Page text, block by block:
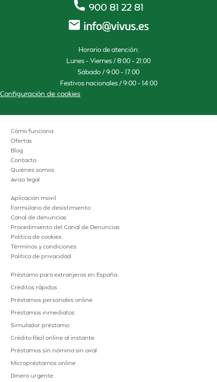
900 81 22 81
Horario de atención:
Lunes – Viernes / 8:00 – 21:00
Sábado / 9:00 – 17:00
Festivos nacionales / 9:00 – 14:00
Configuración de cookies
Cómo funciona
Ofertas
Blog
Contacto
Quiénes somos
Aviso legal
Aplicación movil
Formulario de desistimiento
Canal de denuncias
Procedimiento del Canal de Denuncias
Política de cookies
Términos y condiciones
Política de privacidad
Préstamo para extranjeros en España
Créditos rápidos
Préstamos personales online
Préstamos inmediatos
Simulador préstamo
Crédito fácil online al instante
Préstamos sin nómina sin aval
Micropréstamos online
Dinero urgente